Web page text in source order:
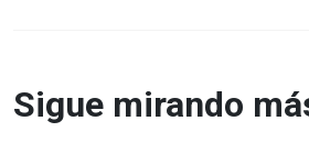
Sigue mirando